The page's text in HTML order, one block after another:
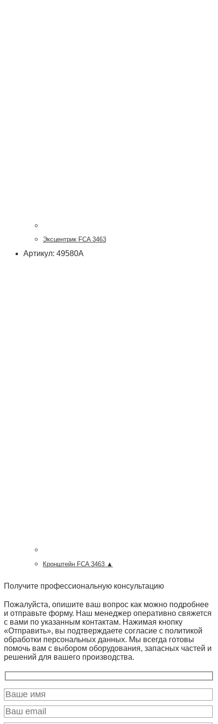
Эксцентрик FCA 3463
Артикул: 49580А
Кронштейн FCA 3463 ▲
Получите профессиональную консультацию
Пожалуйста, опишите ваш вопрос как можно подробнее
и отправьте форму. Наш менеджер оперативно свяжется
с вами по указанным контактам. Нажимая кнопку
«Отправить», вы подтверждаете согласие с политикой
обработки персональных данных. Мы всегда готовы
помочь вам с выбором оборудования, запасных частей и
решений для вашего производства.